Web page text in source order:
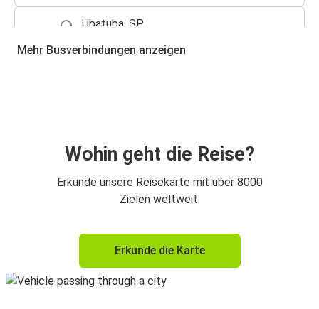
Ubatuba, SP
Mehr Busverbindungen anzeigen
Wohin geht die Reise?
Erkunde unsere Reisekarte mit über 8000
Zielen weltweit.
Erkunde die Karte